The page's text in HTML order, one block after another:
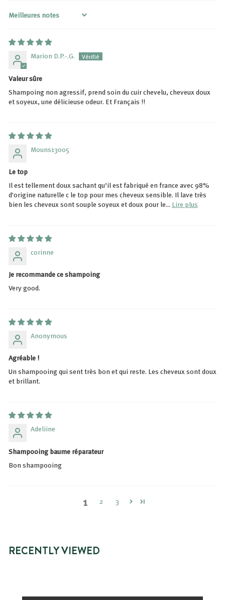
Sort by
Marion D.P.-.G.
Valeur sûre
Shampoing non agressif, prend soin du cuir chevelu, cheveux doux
et soyeux, une délicieuse odeur. Et Français !!
Mouns13005
Le top
Il est tellement doux sachant qu’il est fabriqué en france avec 98%
d'origine naturelle c le top pour mes cheveux sensible. Il lave très
bien les cheveux sont souple soyeux et doux pour le... Lire plus
corinne
Je recommande ce shampoing
Very good.
Anonymous
Agréable !
Un shampooing qui sent très bon et qui reste. Les cheveux sont doux
et brillant.
Adeliine
Shampooing baume réparateur
Bon shampooing
1 2 3
RECENTLY VIEWED